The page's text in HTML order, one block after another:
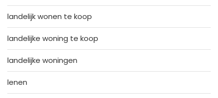
landelijk wonen te koop
landelijke woning te koop
landelijke woningen
lenen